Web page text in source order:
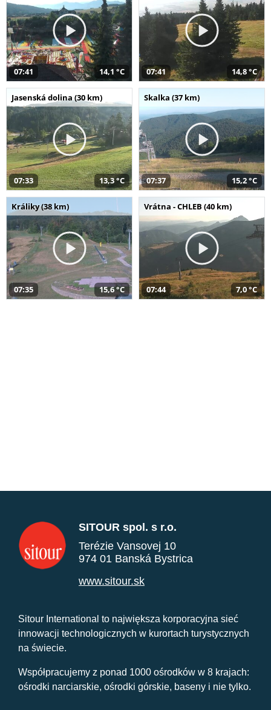
07:41 14,1 °C 07:41 14,8 °C
Jasenská dolina (30 km)
07:33 13,3 °C
Skalka (37 km)
07:37 15,2 °C
Králiky (38 km)
07:35 15,6 °C
Vrátna - CHLEB (40 km)
07:44 7,0 °C
SITOUR spol. s r.o.
Terézie Vansovej 10
974 01 Banská Bystrica
www.sitour.sk
Sitour International to największa korporacyjna sieć
innowacji technologicznych w kurortach turystycznych
na świecie.
Współpracujemy z ponad 1000 ośrodków w 8 krajach:
ośrodki narciarskie, ośrodki górskie, baseny i nie tylko.